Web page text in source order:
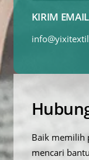
KIRIM
Baik memilih
mencari